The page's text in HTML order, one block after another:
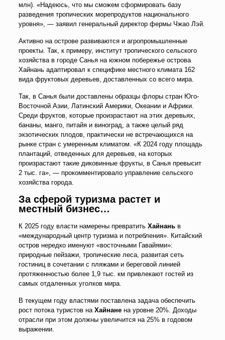
млн). «Надеюсь, что мы сможем сформировать базу
разведения тропических морепродуктов национального
уровня», — заявил генеральный директор фермы Чжао Лэй.
Активно на острове развиваются и агропромышленные
проекты. Так, к примеру, институт тропического сельского
хозяйства в городе Санья на южном побережье острова
Хайнань адаптировал к специфике местного климата 162
вида фруктовых деревьев, доставленных со всего мира.
Так, в Санья были доставлены образцы флоры стран Юго-
Восточной Азии, Латинский Америки, Океании и Африки.
Среди фруктов, которые произрастают на этих деревьях,
бананы, манго, питайя и виноград, а также целый ряд
экзотических плодов, практически не встречающихся на
рынке стран с умеренным климатом. «К 2024 году площадь
плантаций, отведенных для деревьев, на которых
произрастают такие диковинные фрукты, в Санья превысит
2 тыс. га», — прокомментировало управление сельского
хозяйства города.
За сферой туризма растет и
местный бизнес…
К 2025 году власти намерены превратить Хайнаньв
«международный центр туризма и потребления». Китайский
остров нередко именуют «восточными Гавайями»:
природные пейзажи, тропические леса, развитая сеть
гостиниц в сочетании с пляжами и береговой линией
протяженностью более 1,9 тыс. км привлекают гостей из
самых отдаленных уголков мира.
В текущем году властями поставлена задача обеспечить
рост потока туристов на Хайнанена уровне 20%. Доходы
отрасли при этом должны увеличится на 25% в годовом
выражении.